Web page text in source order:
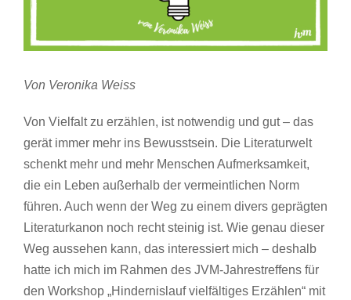
Von Veronika Weiss
Von Vielfalt zu erzählen, ist notwendig und gut – das
gerät immer mehr ins Bewusstsein. Die Literaturwelt
schenkt mehr und mehr Menschen Aufmerksamkeit,
die ein Leben außerhalb der vermeintlichen Norm
führen. Auch wenn der Weg zu einem divers geprägten
Literaturkanon noch recht steinig ist. Wie genau dieser
Weg aussehen kann, das interessiert mich – deshalb
hatte ich mich im Rahmen des JVM-Jahrestreffens für
den Workshop „Hindernislauf vielfältiges Erzählen“ mit